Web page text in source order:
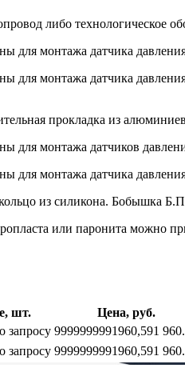
либо технологическое
для монтажа датчика
для монтажа датчика
прокладка из
для монтажа датчиков
для монтажа датчика
из силикона. Бобышка
или паронита можно
шт. Цена, руб.
запросу 9999999991960,591
запросу 9999999991960,591